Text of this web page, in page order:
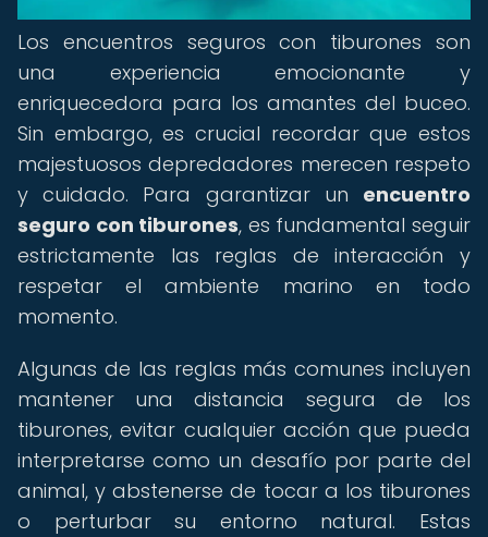
Los encuentros seguros con tiburones son
una experiencia emocionante y
enriquecedora para los amantes del buceo.
Sin embargo, es crucial recordar que estos
majestuosos depredadores merecen respeto
y cuidado. Para garantizar un encuentro
seguro con tiburones, es fundamental seguir
estrictamente las reglas de interacción y
respetar el ambiente marino en todo
momento.
Algunas de las reglas más comunes incluyen
mantener una distancia segura de los
tiburones, evitar cualquier acción que pueda
interpretarse como un desafío por parte del
animal, y abstenerse de tocar a los tiburones
o perturbar su entorno natural. Estas